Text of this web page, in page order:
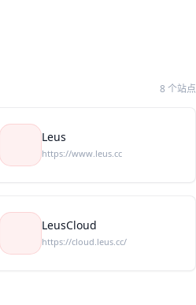
8 个站点
Leus
https://www.leus.cc
LeusCloud
https://cloud.leus.cc/